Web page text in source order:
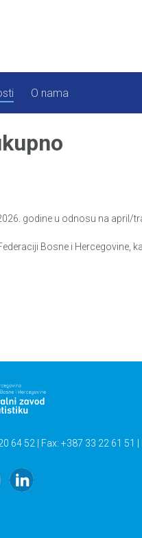
O nama
godine u odnosu na april/
Bosne i Hercegovine,
64 52 | Fax: +387 33 22 61 51 |